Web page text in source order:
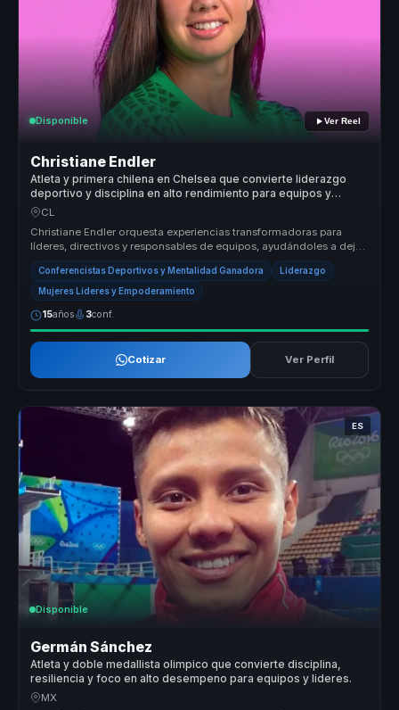
Disponible Ver Reel
Christiane Endler
Atleta y primera chilena en Chelsea que convierte liderazgo
deportivo y disciplina en alto rendimiento para equipos y
empresas.
CL
Christiane Endler orquesta experiencias transformadoras para
líderes, directivos y responsables de equipos, ayudándoles a dejar
atrás la ...
Conferencistas Deportivos y Mentalidad Ganadora Liderazgo
Mujeres Líderes y Empoderamiento
15años 3conf.
Cotizar Ver Perfil
ES
Disponible
Germán Sánchez
Atleta y doble medallista olimpico que convierte disciplina,
resiliencia y foco en alto desempeno para equipos y lideres.
MX